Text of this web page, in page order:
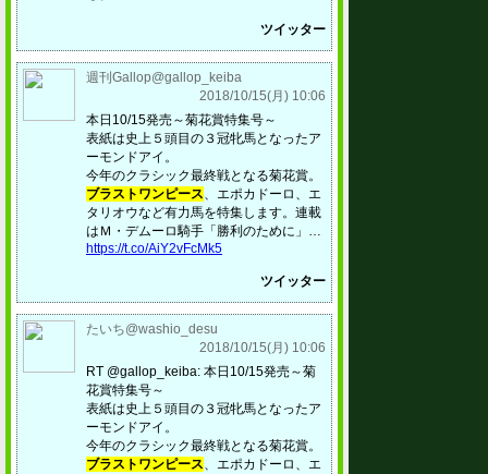
ツイッター
週刊Gallop@gallop_keiba
2018/10/15(月) 10:06
本日10/15発売～菊花賞特集号～
表紙は史上５頭目の３冠牝馬となったア
ーモンドアイ。
今年のクラシック最終戦となる菊花賞。
ブラストワンピース、エポカドーロ、エ
タリオウなど有力馬を特集します。連載
はＭ・デムーロ騎手「勝利のために」…
https://t.co/AiY2vFcMk5
ツイッター
たいち@washio_desu
2018/10/15(月) 10:06
RT @gallop_keiba: 本日10/15発売～菊
花賞特集号～
表紙は史上５頭目の３冠牝馬となったア
ーモンドアイ。
今年のクラシック最終戦となる菊花賞。
ブラストワンピース、エポカドーロ、エ